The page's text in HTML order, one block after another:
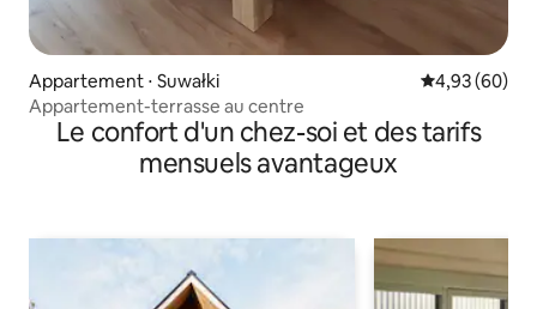
Appartement ⋅ Suwałki Évaluation
4,93 (60)
Appartement-terrasse au centre
Le confort d'un chez-soi et des tarifs
mensuels avantageux